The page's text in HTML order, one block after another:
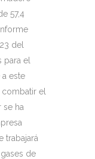
57,4
del
para el
a este
el
se ha
trabajará
de